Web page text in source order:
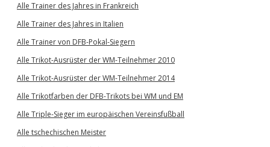
Alle Trainer des Jahres in Frankreich
Alle Trainer des Jahres in Italien
Alle Trainer von DFB-Pokal-Siegern
Alle Trikot-Ausrüster der WM-Teilnehmer 2010
Alle Trikot-Ausrüster der WM-Teilnehmer 2014
Alle Trikotfarben der DFB-Trikots bei WM und EM
Alle Triple-Sieger im europäischen Vereinsfußball
Alle tschechischen Meister